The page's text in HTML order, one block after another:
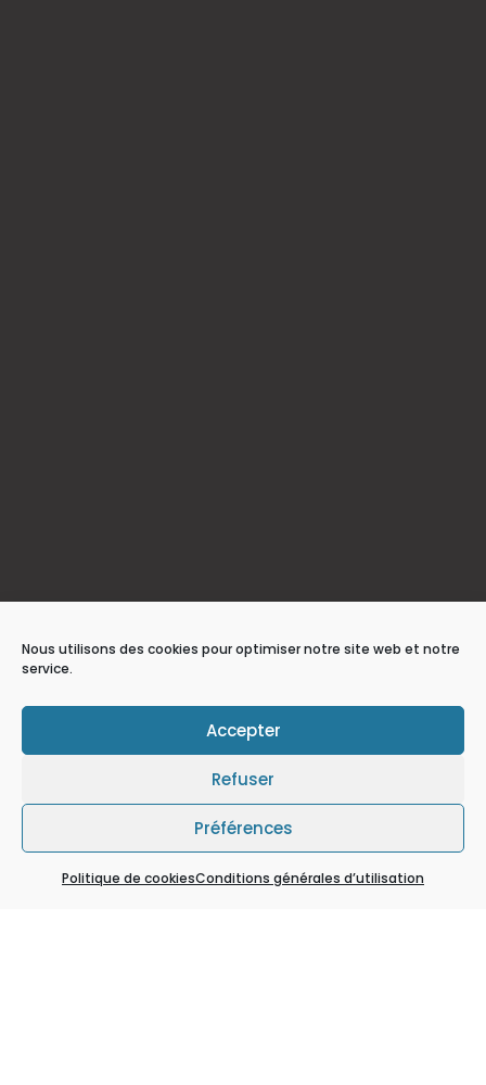
Nous utilisons des cookies pour optimiser notre site web et notre
service.
Accepter
Refuser
Préférences
Politique de cookiesConditions générales d’utilisation